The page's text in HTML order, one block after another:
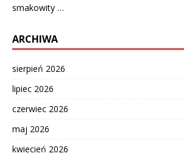
smakowity …
ARCHIWA
sierpień 2026
lipiec 2026
czerwiec 2026
maj 2026
kwiecień 2026